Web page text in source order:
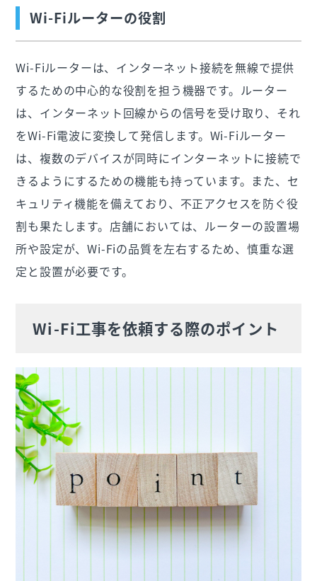
Wi-Fiルーターの役割
Wi-Fiルーターは、インターネット接続を無線で提供
するための中心的な役割を担う機器です。ルーター
は、インターネット回線からの信号を受け取り、それ
をWi-Fi電波に変換して発信します。Wi-Fiルーター
は、複数のデバイスが同時にインターネットに接続で
きるようにするための機能も持っています。また、セ
キュリティ機能を備えており、不正アクセスを防ぐ役
割も果たします。店舗においては、ルーターの設置場
所や設定が、Wi-Fiの品質を左右するため、慎重な選
定と設置が必要です。
Wi-Fi工事を依頼する際のポイント